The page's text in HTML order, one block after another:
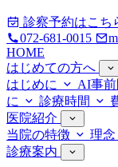
診察予約はこち
072-681-0015
HOME
はじめての方へ
はじめに
AI事
に
診療時間
医院紹介
当院の特徴
理念
診療案内